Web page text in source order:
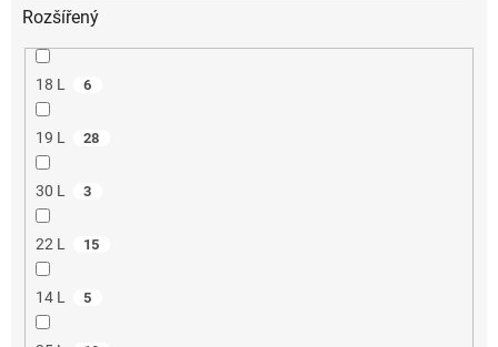
Rozšířený
18 L 6
19 L 28
30 L 3
22 L 15
14 L 5